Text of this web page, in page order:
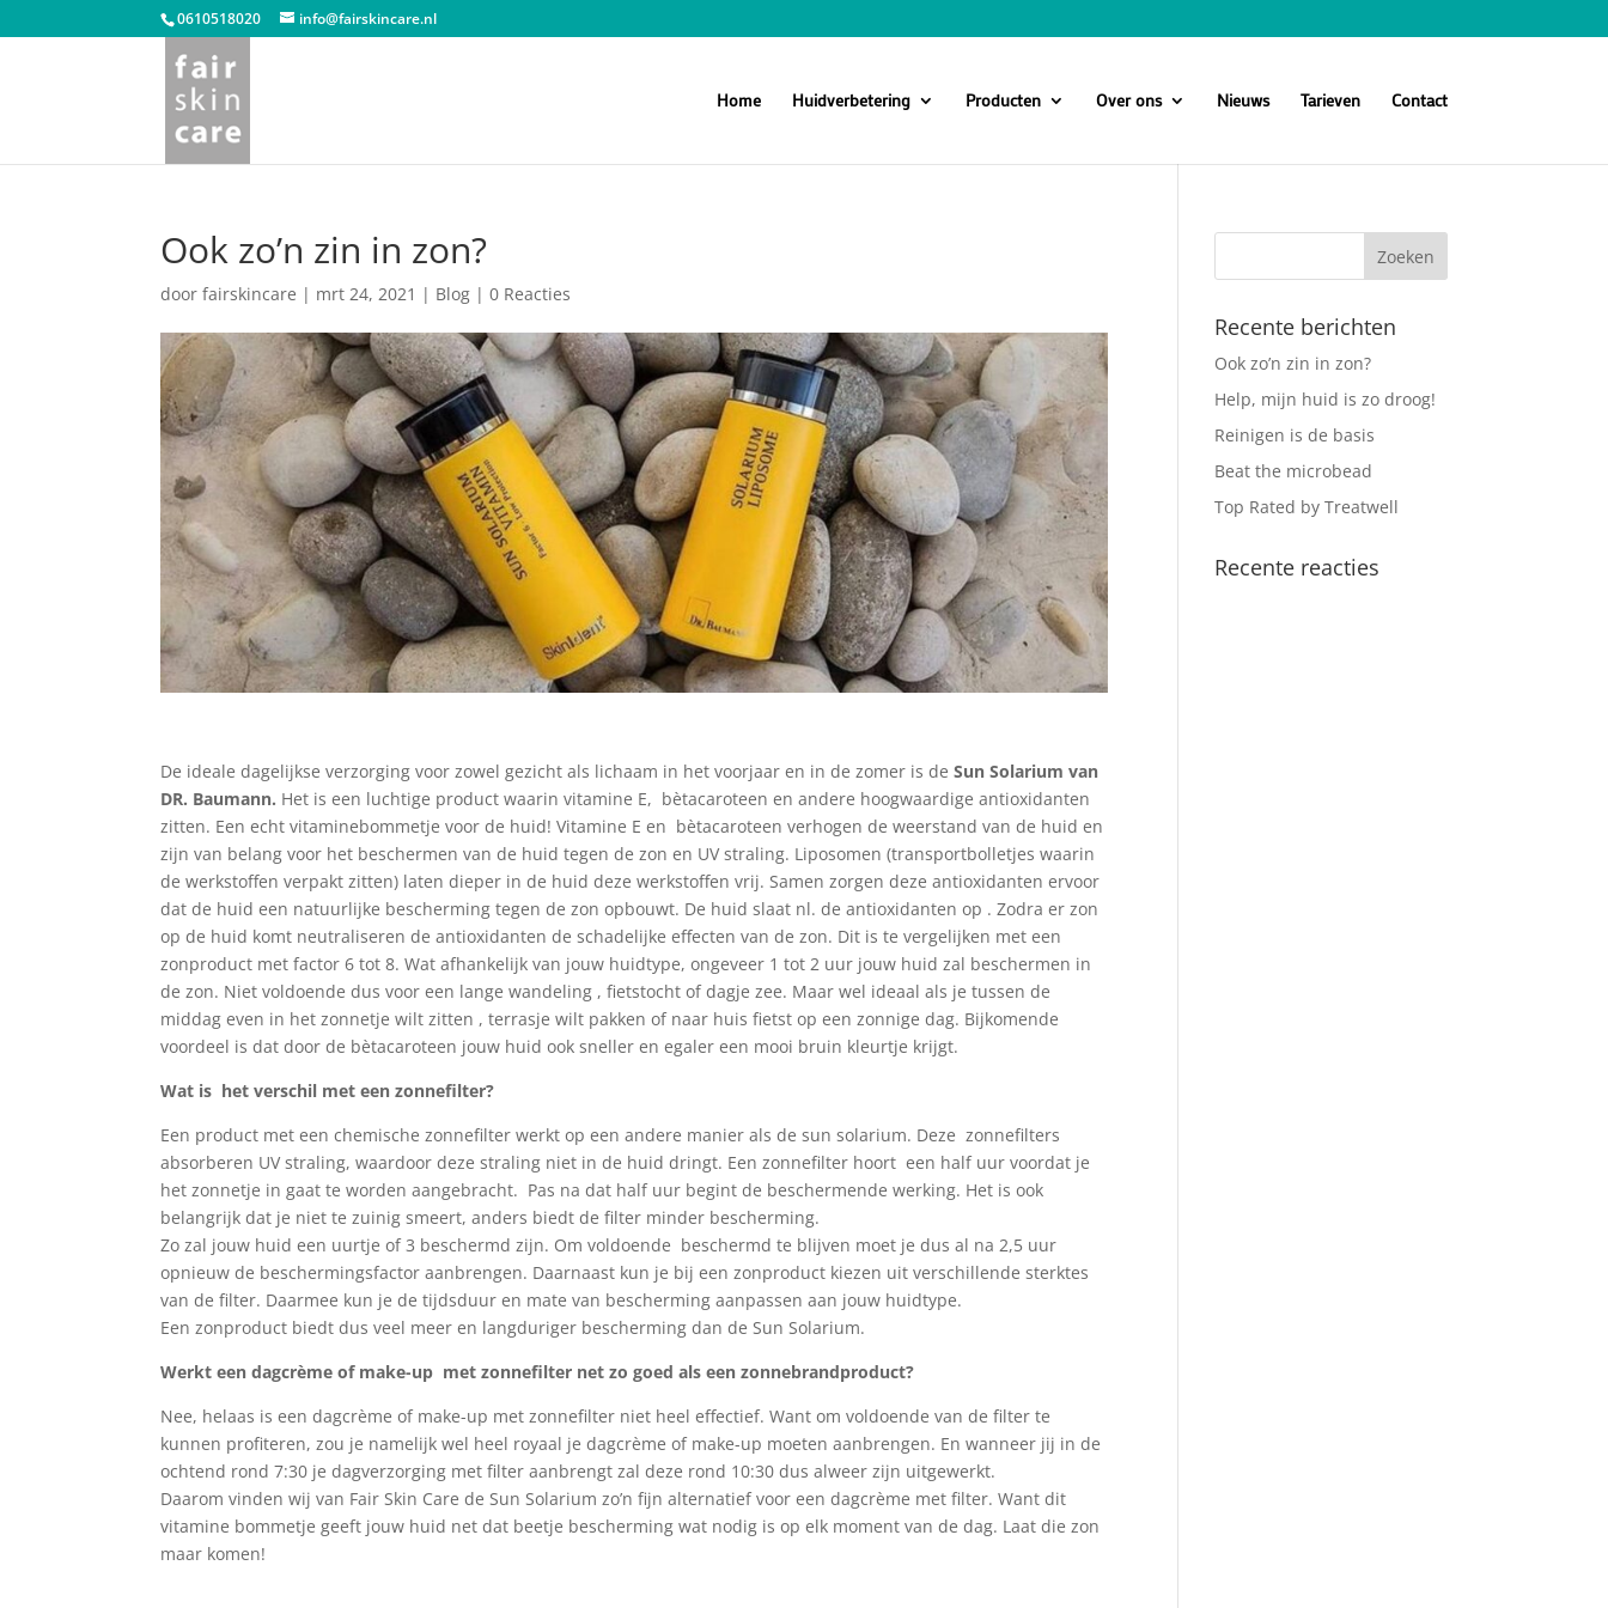
0610518020 info@fairskincare.nl
Home Huidverbetering Producten Over ons Nieuws Tarieven Contact
Ook zo’n zin in zon?
doorfairskincare | mrt 24, 2021 | Blog |0 Reacties
De ideale dagelijkse verzorging voor zowel gezicht als lichaam in het voorjaar en in de zomer is deSun Solarium van
DR. Baumann. Het is een luchtige product waarin vitamine E, bètacaroteen en andere hoogwaardige antioxidanten
zitten. Een echt vitaminebommetje voor de huid! Vitamine E en bètacaroteen verhogen de weerstand van de huid en
zijn van belang voor het beschermen van de huid tegen de zon en UV straling. Liposomen (transportbolletjes waarin
de werkstoffen verpakt zitten) laten dieper in de huid deze werkstoffen vrij. Samen zorgen deze antioxidanten ervoor
dat de huid een natuurlijke bescherming tegen de zon opbouwt. De huid slaat nl. de antioxidanten op . Zodra er zon
op de huid komt neutraliseren de antioxidanten de schadelijke effecten van de zon. Dit is te vergelijken met een
zonproduct met factor 6 tot 8. Wat afhankelijk van jouw huidtype, ongeveer 1 tot 2 uur jouw huid zal beschermen in
de zon. Niet voldoende dus voor een lange wandeling , fietstocht of dagje zee. Maar wel ideaal als je tussen de
middag even in het zonnetje wilt zitten , terrasje wilt pakken of naar huis fietst op een zonnige dag. Bijkomende
voordeel is dat door de bètacaroteen jouw huid ook sneller en egaler een mooi bruin kleurtje krijgt.
Wat is het verschil met een zonnefilter?
Een product met een chemische zonnefilter werkt op een andere manier als de sun solarium. Deze zonnefilters
absorberen UV straling, waardoor deze straling niet in de huid dringt. Een zonnefilter hoort een half uur voordat je
het zonnetje in gaat te worden aangebracht. Pas na dat half uur begint de beschermende werking. Het is ook
belangrijk dat je niet te zuinig smeert, anders biedt de filter minder bescherming.
Zo zal jouw huid een uurtje of 3 beschermd zijn. Om voldoende beschermd te blijven moet je dus al na 2,5 uur
opnieuw de beschermingsfactor aanbrengen. Daarnaast kun je bij een zonproduct kiezen uit verschillende sterktes
van de filter. Daarmee kun je de tijdsduur en mate van bescherming aanpassen aan jouw huidtype.
Een zonproduct biedt dus veel meer en langduriger bescherming dan de Sun Solarium.
Werkt een dagcrème of make-up met zonnefilter net zo goed als een zonnebrandproduct?
Nee, helaas is een dagcrème of make-up met zonnefilter niet heel effectief. Want om voldoende van de filter te
kunnen profiteren, zou je namelijk wel heel royaal je dagcrème of make-up moeten aanbrengen. En wanneer jij in de
ochtend rond 7:30 je dagverzorging met filter aanbrengt zal deze rond 10:30 dus alweer zijn uitgewerkt.
Daarom vinden wij van Fair Skin Care de Sun Solarium zo’n fijn alternatief voor een dagcrème met filter. Want dit
vitamine bommetje geeft jouw huid net dat beetje bescherming wat nodig is op elk moment van de dag. Laat die zon
maar komen!
Recente berichten
Ook zo’n zin in zon?
Help, mijn huid is zo droog!
Reinigen is de basis
Beat the microbead
Top Rated by Treatwell
Recente reacties